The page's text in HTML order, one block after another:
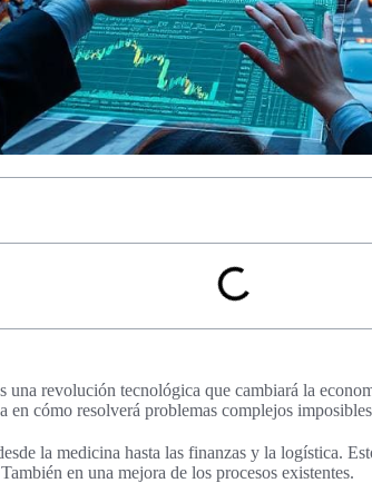
una revolución tecnológica que cambiará la
en cómo resolverá problemas complejos
la medicina hasta las finanzas y la logística.
en una mejora de los procesos existentes.